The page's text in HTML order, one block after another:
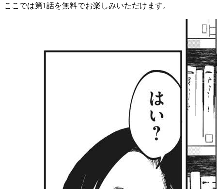
ここでは第1話を無料でお楽しみいただけます。